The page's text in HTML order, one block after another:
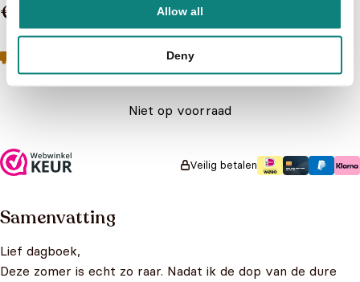
Allow all
Deny
€ 14,99
Geen boeken meer op voorraad
Niet op voorraad
Veilig betalen
Samenvatting
Lief dagboek,
Deze zomer is echt zo raar. Nadat ik de dop van de dure